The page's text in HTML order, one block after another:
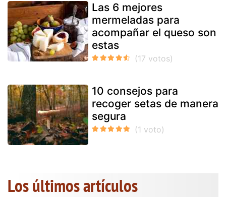
Las 6 mejores
mermeladas para
acompañar el queso son
estas
10 consejos para
recoger setas de manera
segura
Los últimos artículos